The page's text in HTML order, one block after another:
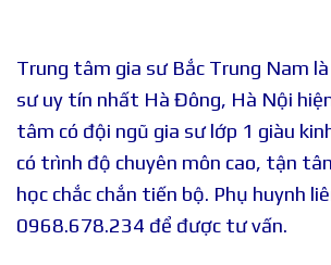
Trung tâm gia sư Bắc Trung Nam
sư uy tín nhất Hà Đông, Hà Nội
tâm có đội ngũ gia sư lớp 1 giàu
có trình độ chuyên môn cao, tận
học chắc chắn tiến bộ. Phụ huynh
0968.678.234 để được tư vấn.